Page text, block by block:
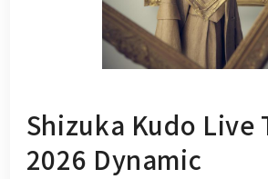
Shizuka Kudo Live
2026 Dynamic